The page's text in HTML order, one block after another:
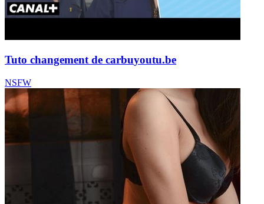
Tuto changement de carbuyoutu.be
NSFW